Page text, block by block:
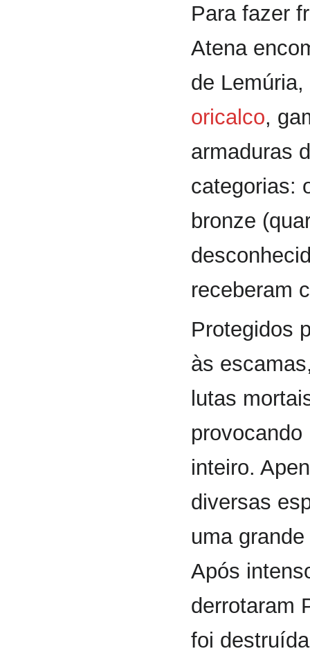
Para fazer
Atena
de
oricalco,
armaduras
categorias:
bronze
receberam
Protegidos
às
lutas
inteiro.
diversas
uma
Após
derrotaram
foi